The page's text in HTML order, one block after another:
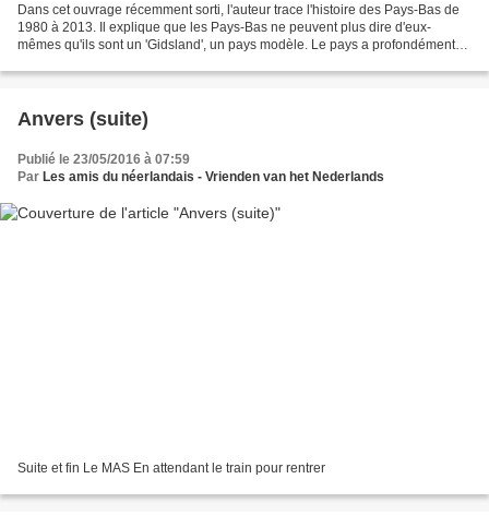
Dans cet ouvrage récemment sorti, l'auteur trace l'histoire des Pays-Bas de
1980 à 2013. Il explique que les Pays-Bas ne peuvent plus dire d'eux-
mêmes qu'ils sont un 'Gidsland', un pays modèle. Le pays a profondément
Anvers (suite)
Publié le 23/05/2016 à 07:59
Par Les amis du néerlandais - Vrienden van het Nederlands
Suite et fin Le MAS En attendant le train pour rentrer